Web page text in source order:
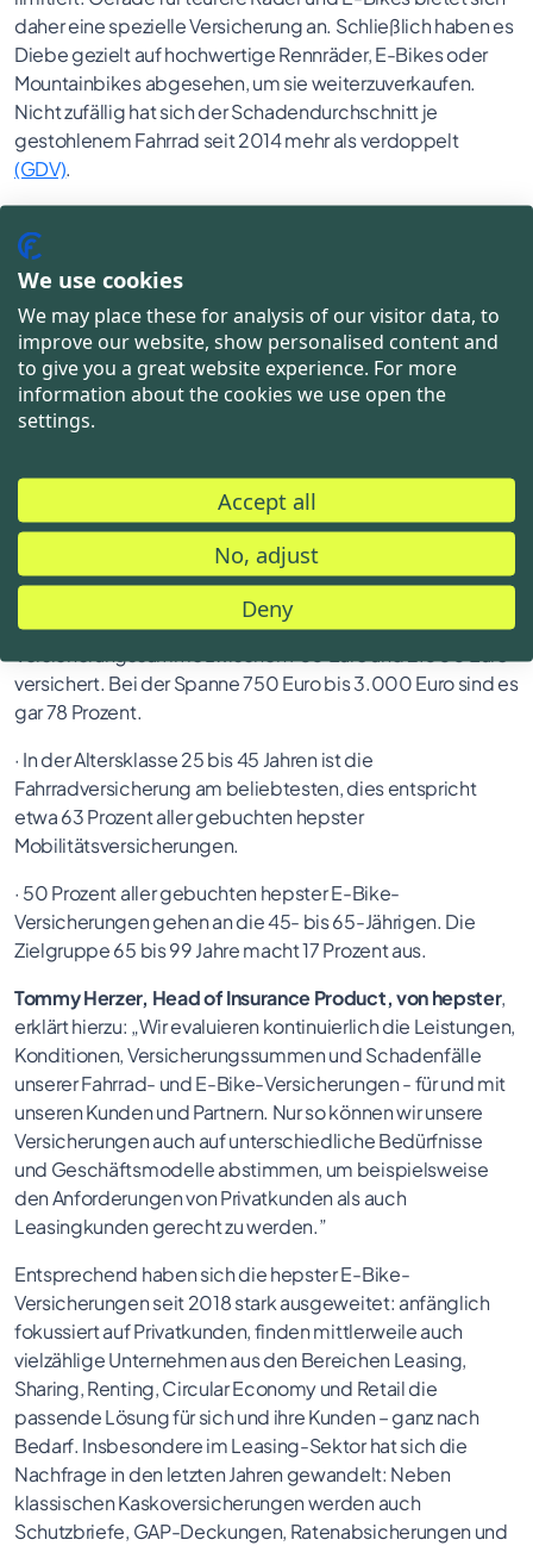
daher eine spezielle Versicherung an. Schließlich haben es
Diebe gezielt auf hochwertige Rennräder, E-Bikes oder
Mountainbikes abgesehen, um sie weiterzuverkaufen.
Nicht zufällig hat sich der Schadendurchschnitt je
gestohlenem Fahrrad seit 2014 mehr als verdoppelt
(GDV).
Eine Erfolgsgeschichte: Digitale
Mobilitätsversicherungen bei hepster
Als Digitalversicherer hat auch das Rostocker InsurTech
hepster E-Bike-Versicherungen in seinem Portfolio. Seit
2018 konnte hepster über alle Kanäle hinweg mehr als
250.000 Fahrräder und E-Bikes versichern. Dabei zeigt
· 69 Prozent der E-Bikes werden in der
Versicherungssumme zwischen 2.500 Euro und 4.500
Euro versichert. Zwischen 2.500 Euro und 5.000 Euro sind
es gar 74 Prozent.
· 61 Prozent der Fahrräder werden in der
versichert. Bei der Spanne 750 Euro bis 3.000 Euro sind es
gar 78 Prozent.
· In der Altersklasse 25 bis 45 Jahren ist die
Fahrradversicherung am beliebtesten, dies entspricht
etwa 63 Prozent aller gebuchten hepster
Mobilitätsversicherungen.
· 50 Prozent aller gebuchten hepster E-Bike-
Versicherungen gehen an die 45- bis 65-Jährigen. Die
Zielgruppe 65 bis 99 Jahre macht 17 Prozent aus.
Tommy Herzer, Head of Insurance Product, von hepster,
erklärt hierzu: „Wir evaluieren kontinuierlich die Leistungen,
Konditionen, Versicherungssummen und Schadenfälle
unserer Fahrrad- und E-Bike-Versicherungen - für und mit
unseren Kunden und Partnern. Nur so können wir unsere
Versicherungen auch auf unterschiedliche Bedürfnisse
und Geschäftsmodelle abstimmen, um beispielsweise
den Anforderungen von Privatkunden als auch
Leasingkunden gerecht zu werden.”
Entsprechend haben sich die hepster E-Bike-
Versicherungen seit 2018 stark ausgeweitet: anfänglich
fokussiert auf Privatkunden, finden mittlerweile auch
vielzählige Unternehmen aus den Bereichen Leasing,
Sharing, Renting, Circular Economy und Retail die
passende Lösung für sich und ihre Kunden – ganz nach
Bedarf. Insbesondere im Leasing-Sektor hat sich die
Nachfrage in den letzten Jahren gewandelt: Neben
klassischen Kaskoversicherungen werden auch
Schutzbriefe, GAP-Deckungen, Ratenabsicherungen und
We use cookies
We may place these for analysis of our visitor data, to
improve our website, show personalised content and
to give you a great website experience. For more
information about the cookies we use open the
settings.
Accept all
No, adjust
Deny